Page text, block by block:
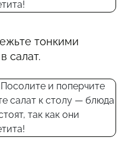
тонкими
салат.